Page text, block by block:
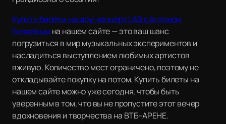
Купить билеты на шоу-концерт LAB с Антоном
Беляевым на нашем сайте — это ваш шанс
погрузиться в мир музыкальных экспериментов и
насладиться выступлением любимых артистов
вживую. Количество мест ограничено, поэтому не
откладывайте покупку на потом. Купить билеты на
нашем сайте можно уже сегодня, чтобы быть
уверенным в том, что вы не пропустите этот вечер
вдохновения и творчества на ВТБ-АРЕНЕ.